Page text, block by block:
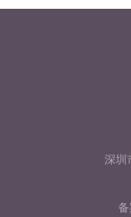
深圳
备